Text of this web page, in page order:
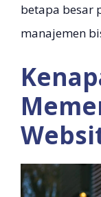
betapa besar
manajemen